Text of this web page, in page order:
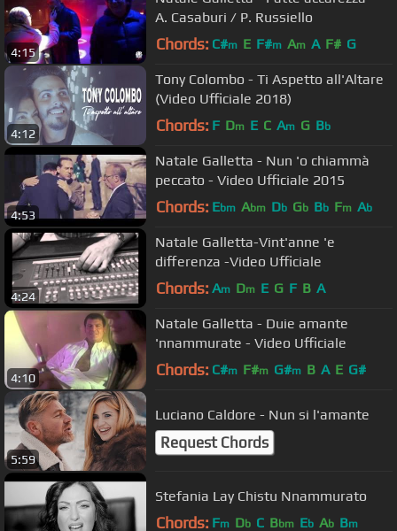
4:15
A. Casaburi / P. Russiello
Chords: C#m E F#m Am A F# G
4:12
Tony Colombo - Ti Aspetto all'Altare
(Video Ufficiale 2018)
Chords: F Dm E C Am G Bb
4:53
Natale Galletta - Nun 'o chiammà
peccato - Video Ufficiale 2015
Chords: Ebm Abm Db Gb Bb Fm Ab
4:24
Natale Galletta-Vint'anne 'e
differenza -Video Ufficiale
Chords: Am Dm E G F B A
4:10
Natale Galletta - Duie amante
'nnammurate - Video Ufficiale
Chords: C#m F#m G#m B A E G#
5:59
Luciano Caldore - Nun si l'amante
Request Chords
Stefania Lay Chistu Nnammurato
Chords: Fm Db C Bbm Eb Ab Bm